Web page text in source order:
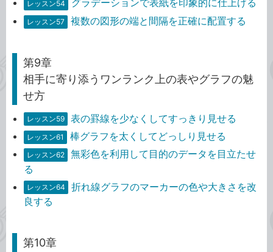
レッスン54 グラデーションで表紙を印象的に仕上げる
レッスン57 複数の図形の端と間隔を正確に配置する
第9章
相手に寄り添うワンランク上の表やグラフの魅
せ方
レッスン59 表の罫線を少なくしてすっきり見せる
レッスン61 棒グラフを太くしてどっしり見せる
レッスン62
無彩色を利用して目的のデータを目立たせ
る
レッスン64
折れ線グラフのマーカーの色や大きさを改
良する
第10章